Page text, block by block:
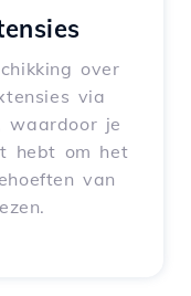
over
via
waardoor je
hebt om het
van